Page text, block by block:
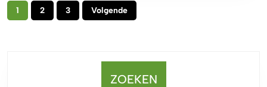
Berichtnavigatie
1 2 3 Volgende
ZOEKEN